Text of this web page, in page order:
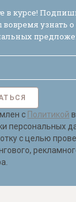
в курсе!
вовремя узнать
с Политикой
персональных
с целью